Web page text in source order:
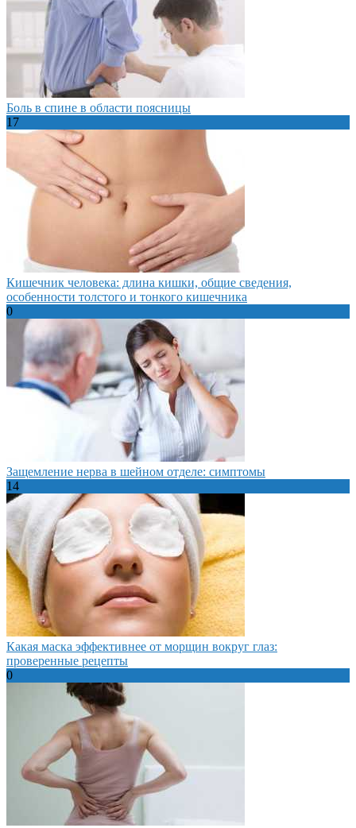
Боль в спине в области поясницы
17
Кишечник человека: длина кишки, общие сведения,
особенности толстого и тонкого кишечника
0
Защемление нерва в шейном отделе: симптомы
14
Какая маска эффективнее от морщин вокруг глаз:
проверенные рецепты
0